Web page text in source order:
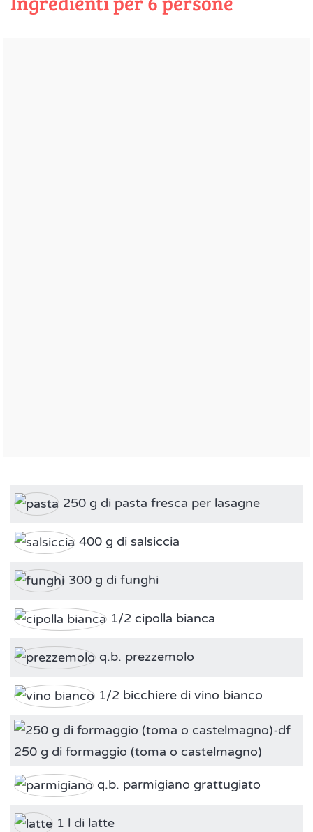
250 g di pasta fresca per lasagne
400 g di salsiccia
300 g di funghi
1/2 cipolla bianca
q.b. prezzemolo
1/2 bicchiere di vino bianco
250 g di formaggio (toma o castelmagno)
q.b. parmigiano grattugiato
1 l di latte